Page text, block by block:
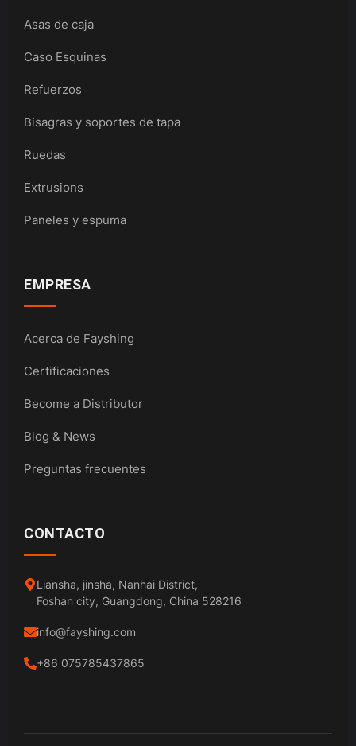
Asas de caja
Caso Esquinas
Refuerzos
Bisagras y soportes de tapa
Ruedas
Extrusions
Paneles y espuma
EMPRESA
Acerca de Fayshing
Certificaciones
Become a Distributor
Blog & News
Preguntas frecuentes
CONTACTO
Liansha, jinsha, Nanhai District,
Foshan city, Guangdong, China 528216
info@fayshing.com
+86 075785437865